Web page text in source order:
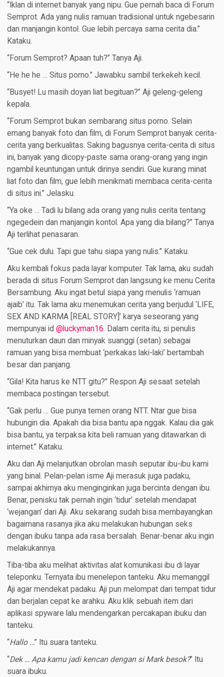
“Iklan di internet banyak yang nipu. Gue pernah baca di Forum
Semprot. Ada yang nulis ramuan tradisional untuk ngebesarin
dan manjangin kontol. Gue lebih percaya sama cerita dia.”
Kataku.
“Forum Semprot? Apaan tuh?” Tanya Aji.
“He he he … Situs porno.” Jawabku sambil terkekeh kecil.
“Busyet! Lu masih doyan liat begituan?” Aji geleng-geleng
kepala.
“Forum Semprot bukan sembarang situs porno. Selain
emang banyak foto dan film, di Forum Semprot banyak cerita-
cerita yang berkualitas. Saking bagusnya cerita-cerita di situs
ini, banyak yang dicopy-paste sama orang-orang yang ingin
ngambil keuntungan untuk dirinya sendiri. Gue kurang minat
liat foto dan film, gue lebih menikmati membaca cerita-cerita
di situs ini.” Jelasku.
“Ya oke … Tadi lu bilang ada orang yang nulis cerita tentang
ngegedein dan manjangin kontol. Apa yang dia bilang?” Tanya
Aji terlihat penasaran.
“Gue cek dulu. Tapi gue tahu siapa yang nulis.” Kataku.
Aku kembali fokus pada layar komputer. Tak lama, aku sudah
berada di situs Forum Semprot dan langsung ke menu Cerita
Bersambung. Aku ingat betul siapa yang menulis ‘ramuan
ajaib’ itu. Tak lama aku menemukan cerita yang berjudul ‘LIFE,
SEX AND KARMA [REAL STORY]’ karya seseorang yang
mempunyai id @luckyman16. Dalam cerita itu, si penulis
menuturkan daun dan minyak suanggi (setan) sebagai
ramuan yang bisa membuat ‘perkakas laki-laki’ bertambah
besar dan panjang.
“Gila! Kita harus ke NTT gitu?” Respon Aji sesaat setelah
membaca postingan tersebut.
“Gak perlu … Gue punya temen orang NTT. Ntar gue bisa
hubungin dia. Apakah dia bisa bantu apa nggak. Kalau dia gak
bisa bantu, ya terpaksa kita beli ramuan yang ditawarkan di
internet.” Kataku.
Aku dan Aji melanjutkan obrolan masih seputar ibu-ibu kami
yang binal. Pelan-pelan isme Aji merasuk juga padaku,
sampai akhirnya aku menginginkan juga bercinta dengan ibu.
Benar, penisku tak pernah ingin ‘tidur’ setelah mendapat
‘wejangan’ dari Aji. Aku sekarang sudah bisa membayangkan
bagaimana rasanya jika aku melakukan hubungan seks
dengan ibuku tanpa ada rasa bersalah. Benar-benar aku ingin
melakukannya.
Tiba-tiba aku melihat aktivitas alat komunikasi ibu di layar
teleponku. Ternyata ibu menelepon tanteku. Aku memanggil
Aji agar mendekat padaku. Aji pun melompat dari tempat tidur
dan berjalan cepat ke arahku. Aku klik sebuah item dari
aplikasi spyware lalu mendengarkan percakapan ibuku dan
tanteku.
“Hallo …” Itu suara tanteku.
“Dek … Apa kamu jadi kencan dengan si Mark besok?” Itu
suara ibuku.